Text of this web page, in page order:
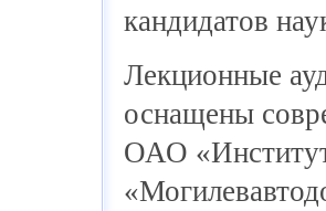
кандидатов
Лекционные
оснащены
ОАО